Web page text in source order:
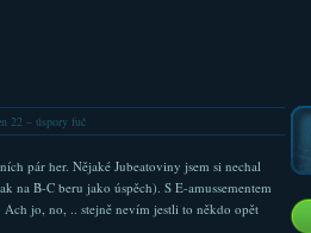
22 – úspory fuč
pár her. Nějaké Jubeatoviny jsem si nechal
na B-C beru jako úspěch). S E-amussementem
jo, no, .. stejně nevím jestli to někdo opět